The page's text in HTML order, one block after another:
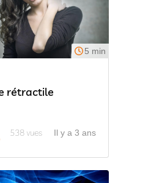
5 min
rétractile
538 vues Il y a 3 ans